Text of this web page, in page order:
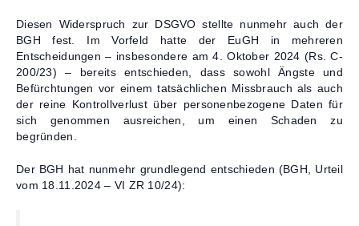
Diesen Widerspruch zur DSGVO stellte nunmehr auch der
BGH fest. Im Vorfeld hatte der EuGH in mehreren
Entscheidungen – insbesondere am 4. Oktober 2024 (Rs. C-
200/23) – bereits entschieden, dass sowohl Ängste und
Befürchtungen vor einem tatsächlichen Missbrauch als auch
der reine Kontrollverlust über personenbezogene Daten für
sich genommen ausreichen, um einen Schaden zu
begründen.
Der BGH hat nunmehr grundlegend entschieden (BGH, Urteil
vom 18.11.2024 – VI ZR 10/24):